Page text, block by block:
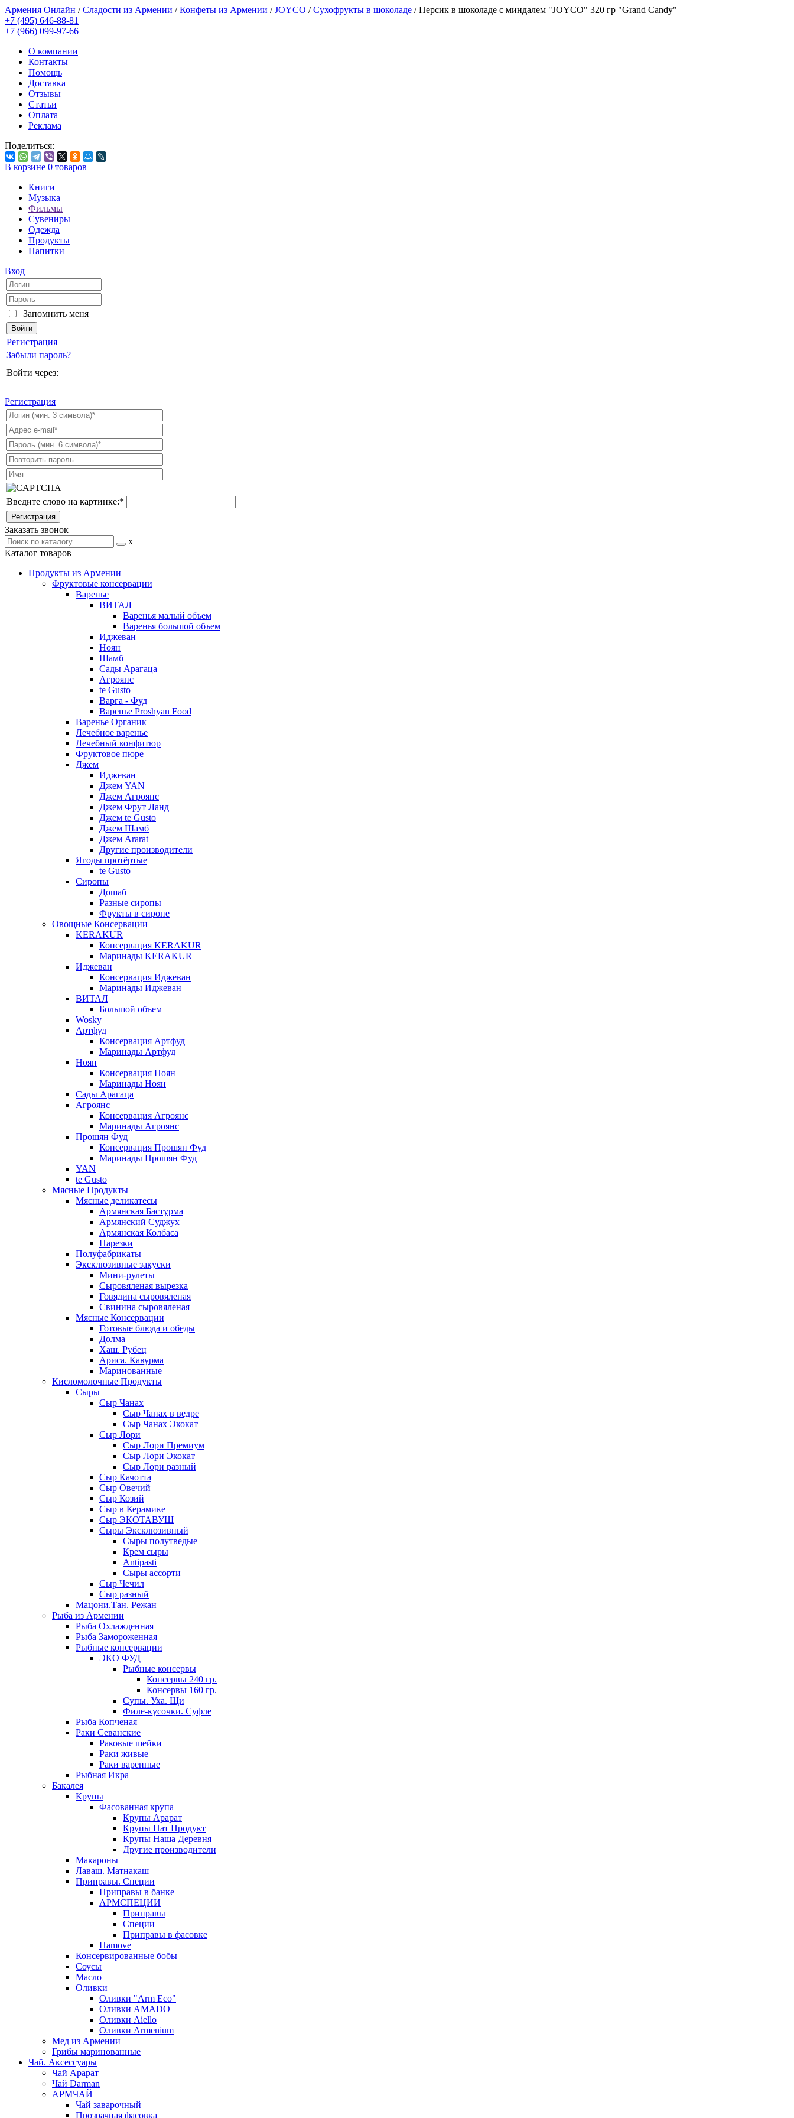
Армения Онлайн /Сладости из Армении /Конфеты из Армении /JOYCO /Сухофрукты в шоколаде /Персик в шоколаде с миндалем "JOYCO" 320 гр "Grand Candy"
+7 (495) 646-88-81
+7 (966) 099-97-66
О компании
Контакты
Помощь
Доставка
Отзывы
Статьи
Оплата
Реклама
Поделиться:
В корзине 0 товаров
Книги
Музыка
Фильмы
Сувениры
Одежда
Продукты
Напитки
Вход
Запомнить меня
Регистрация
Забыли пароль?
Войти через:
Регистрация
Введите слово на картинке:*
Заказать звонок
x
Каталог товаров
Продукты из Армении
Фруктовые консервации
Варенье
ВИТАЛ
Варенья малый объем
Варенья большой объем
Иджеван
Ноян
Шамб
Сады Арагаца
Агроянс
te Gusto
Варга - Фуд
Варенье Proshyan Food
Варенье Органик
Лечебное варенье
Лечебный конфитюр
Фруктовое пюре
Джем
Иджеван
Джем YAN
Джем Агроянс
Джем Фрут Ланд
Джем te Gusto
Джем Шамб
Джем Ararat
Другие производители
Ягоды протёртые
te Gusto
Сиропы
Дошаб
Разные сиропы
Фрукты в сиропе
Овощные Консервации
KERAKUR
Консервация KERAKUR
Маринады KERAKUR
Иджеван
Консервация Иджеван
Маринады Иджеван
ВИТАЛ
Большой объем
Wosky
Артфуд
Консервация Артфуд
Маринады Артфуд
Ноян
Консервация Ноян
Маринады Ноян
Сады Арагаца
Агроянс
Консервация Агроянс
Маринады Агроянс
Прошян Фуд
Консервация Прошян Фуд
Маринады Прошян Фуд
YAN
te Gusto
Мясные Продукты
Мясные деликатесы
Армянская Бастурма
Армянский Суджух
Армянская Колбаса
Нарезки
Полуфабрикаты
Эксклюзивные закуски
Мини-рулеты
Сыровяленая вырезка
Говядина сыровяленая
Свинина сыровяленая
Мясные Консервации
Готовые блюда и обеды
Долма
Хаш. Рубец
Ариса. Кавурма
Маринованные
Кисломолочные Продукты
Сыры
Сыр Чанах
Сыр Чанах в ведре
Сыр Чанах Экокат
Сыр Лори
Сыр Лори Премиум
Сыр Лори Экокат
Сыр Лори разный
Сыр Качотта
Сыр Овечий
Сыр Козий
Сыр в Керамике
Сыр ЭКОТАВУШ
Сыры Эксклюзивный
Сыры полутведые
Крем сыры
Antipasti
Сыры ассорти
Сыр Чечил
Сыр разный
Мацони.Тан. Режан
Рыба из Армении
Рыба Охлажденная
Рыба Замороженная
Рыбные консервации
ЭКО ФУД
Рыбные консервы
Консервы 240 гр.
Консервы 160 гр.
Супы. Уха. Щи
Филе-кусочки. Суфле
Рыба Копченая
Раки Севанские
Раковые шейки
Раки живые
Раки варенные
Рыбная Икра
Бакалея
Крупы
Фасованная крупа
Крупы Арарат
Крупы Нат Продукт
Крупы Наша Деревня
Другие производители
Макароны
Лаваш. Матнакаш
Приправы. Специи
Приправы в банке
АРМСПЕЦИИ
Приправы
Специи
Приправы в фасовке
Hamove
Консервированные бобы
Соусы
Масло
Оливки
Оливки "Arm Eco"
Оливки AMADO
Оливки Aiello
Оливки Armenium
Мед из Армении
Грибы маринованные
Чай. Аксессуары
Чай Арарат
Чай Darman
АРМЧАЙ
Чай заварочный
Прозрачная фасовка